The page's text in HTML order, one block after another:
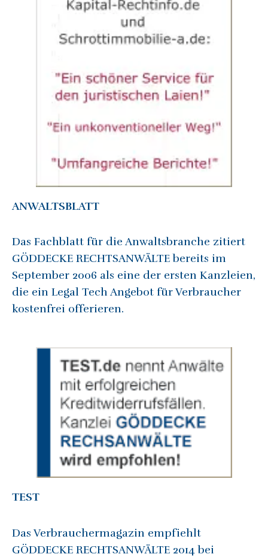
ANWALTSBLATT
Das Fachblatt für die Anwaltsbranche zitiert
GÖDDECKE RECHTSANWÄLTE bereits im
September 2006 als eine der ersten Kanzleien,
die ein Legal Tech Angebot für Verbraucher
kostenfrei offerieren.
TEST
Das Verbrauchermagazin empfiehlt
GÖDDECKE RECHTSANWÄLTE 2014 bei